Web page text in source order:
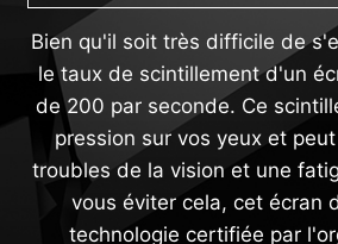
Bien qu'il soit très difficile de
le taux de scintillement d'un
de 200 par seconde. Ce
pression sur vos yeux et
troubles de la vision et une
vous éviter cela, cet écran
technologie certifiée par